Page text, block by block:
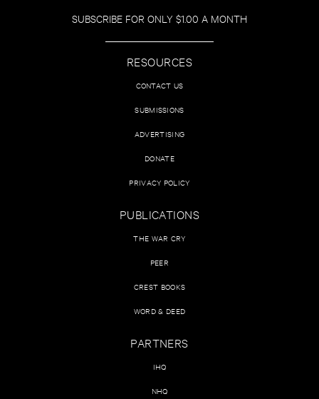
SUBSCRIBE FOR ONLY $1.00 A MONTH
RESOURCES
CONTACT US
SUBMISSIONS
ADVERTISING
DONATE
PRIVACY POLICY
PUBLICATIONS
THE WAR CRY
PEER
CREST BOOKS
WORD & DEED
PARTNERS
IHQ
NHQ